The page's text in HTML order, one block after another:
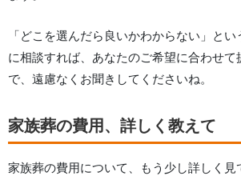
「どこを選んだら良いかわからない」と
に相談すれば、あなたのご希望に合わせ
で、遠慮なくお聞きしてくださいね。
家族葬の費用、詳しく教えて
家族葬の費用について、もう少し詳しく見